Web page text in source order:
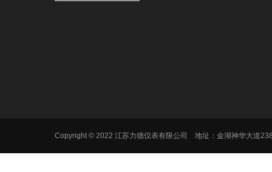
Copyright © 2022 江苏力德仪表有限公司 地址：金湖神华大道